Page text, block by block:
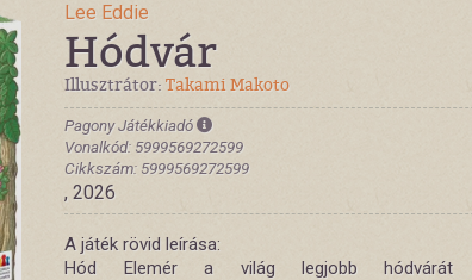
Lee Eddie
Hódvár
Illusztrátor:Takami Makoto
Pagony Játékkiadó
Vonalkód: 5999569272599
Cikkszám: 5999569272599
, 2026
A játék rövid leírása:
Hód Elemér a világ legjobb hódvárát